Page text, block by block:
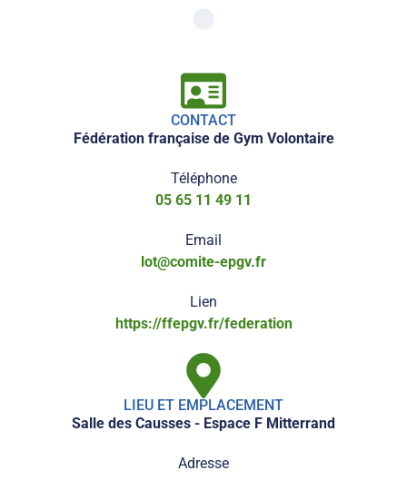
CONTACT
Fédération française de Gym Volontaire
Téléphone
05 65 11 49 11
Email
lot@comite-epgv.fr
Lien
https://ffepgv.fr/federation
LIEU ET EMPLACEMENT
Salle des Causses - Espace F Mitterrand
Adresse